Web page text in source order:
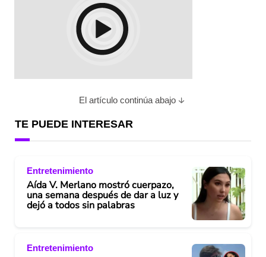
El artículo continúa abajo
TE PUEDE INTERESAR
Entretenimiento
Aída V. Merlano mostró cuerpazo,
una semana después de dar a luz y
dejó a todos sin palabras
Entretenimiento